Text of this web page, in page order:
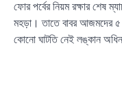
ফোর পর্বের নিয়ম রক্ষার শেষ
মহড়া। তাতে বাবর আজমদের ৫
কোনো ঘাটতি নেই লঙ্কান